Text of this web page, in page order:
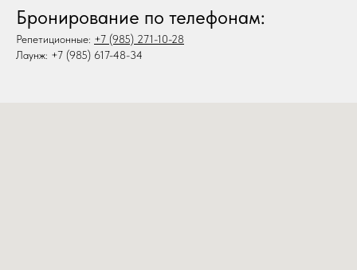
Бронирование по телефонам:
Репетиционные: +7 (985) 271-10-28‬
Лаунж: +7 (985) 617-48-34